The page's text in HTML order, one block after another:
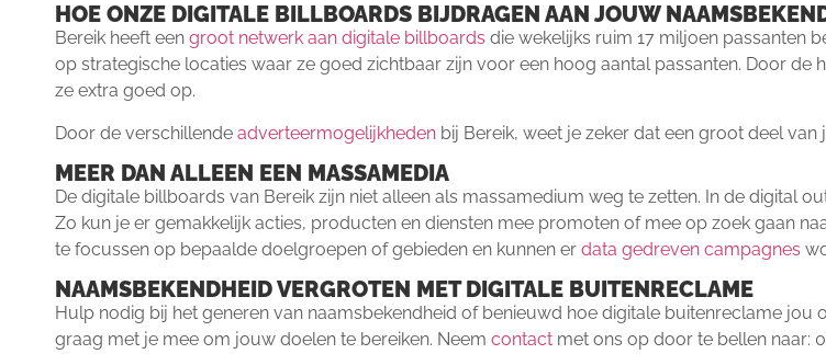
HOE ONZE DIGITALE BILLBOARDS BIJDRAGEN AAN JOUW
Bereik heeft een groot netwerk aan digitale billboards die wekelijks ruim 17 miljoen passanten
op strategische locaties waar ze goed zichtbaar zijn voor een hoog aantal passanten. Door de
ze extra goed op.
Door de verschillende adverteermogelijkheden bij Bereik, weet je zeker dat een groot deel
MEER DAN ALLEEN EEN MASSAMEDIA
De digitale billboards van Bereik zijn niet alleen als massamedium weg te zetten. In de digital
Zo kun je er gemakkelijk acties, producten en diensten mee promoten of mee op zoek gaan
te focussen op bepaalde doelgroepen of gebieden en kunnen er data gedreven campagnes
NAAMSBEKENDHEID VERGROTEN MET DIGITALE BUITENRECLAME
Hulp nodig bij het generen van naamsbekendheid of benieuwd hoe digitale buitenreclame jou
graag met je mee om jouw doelen te bereiken. Neem contact met ons op door te bellen naar: